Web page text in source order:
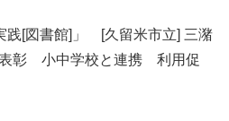
践[図書館]」 [久留米市立] 三潴
彰 小中学校と連携 利用促